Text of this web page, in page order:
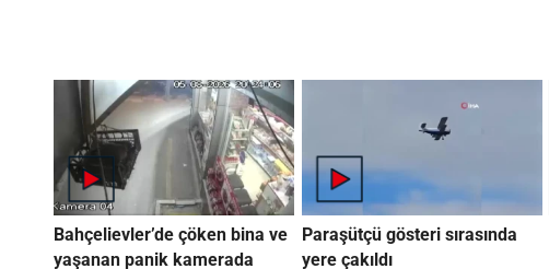
Bahçelievler’de çöken bina ve
yaşanan panik kamerada
Paraşütçü gösteri sırasında
yere çakıldı